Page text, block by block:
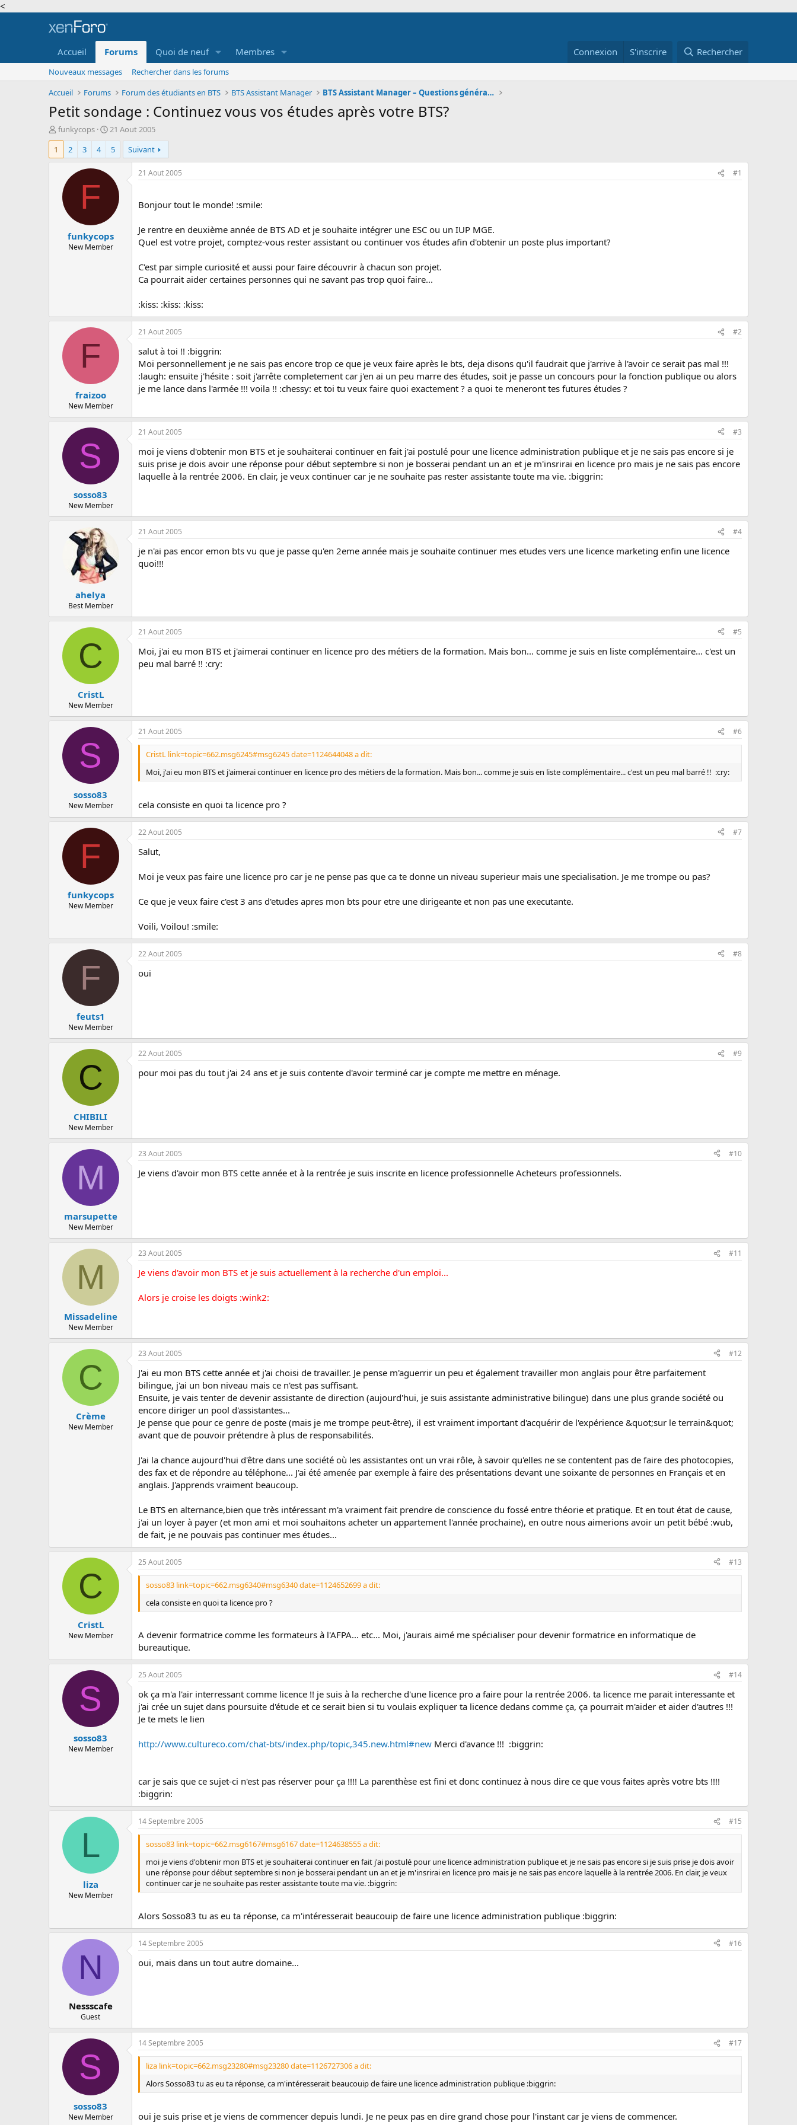
<
Accueil Forums Quoi de neuf Membres Connexion S'inscrire Rechercher
Nouveaux messages
Rechercher dans les forums
Accueil
Forums Forum des étudiants en BTS BTS Assistant Manager BTS Assistant Manager – Questions générales
Petit sondage : Continuez vous vos études après votre BTS?
A
u
e
o
funkycops
D
a
t
e
e
b
t
21 Aout 2005
1
2 3 4 5 Suivant
F
funkycops
New Member
21 Aout 2005 #1
Bonjour tout le monde! :smile:
Je rentre en deuxième année de BTS AD et je souhaite intégrer une ESC ou un IUP MGE.
Quel est votre projet, comptez-vous rester assistant ou continuer vos études afin d'obtenir un poste plus important?
C'est par simple curiosité et aussi pour faire découvrir à chacun son projet.
Ca pourrait aider certaines personnes qui ne savant pas trop quoi faire...
:kiss: :kiss: :kiss:
F
fraizoo
New Member
21 Aout 2005 #2
salut à toi !! :biggrin:
Moi personnellement je ne sais pas encore trop ce que je veux faire après le bts, deja disons qu'il faudrait que j'arrive à l'avoir ce serait pas mal !!!
:laugh: ensuite j'hésite : soit j'arrête completement car j'en ai un peu marre des études, soit je passe un concours pour la fonction publique ou alors
je me lance dans l'armée !!! voila !! :chessy: et toi tu veux faire quoi exactement ? a quoi te meneront tes futures études ?
S
sosso83
New Member
21 Aout 2005 #3
moi je viens d'obtenir mon BTS et je souhaiterai continuer en fait j'ai postulé pour une licence administration publique et je ne sais pas encore si je
suis prise je dois avoir une réponse pour début septembre si non je bosserai pendant un an et je m'insrirai en licence pro mais je ne sais pas encore
laquelle à la rentrée 2006. En clair, je veux continuer car je ne souhaite pas rester assistante toute ma vie. :biggrin:
ahelya
Best Member
21 Aout 2005 #4
je n'ai pas encor emon bts vu que je passe qu'en 2eme année mais je souhaite continuer mes etudes vers une licence marketing enfin une licence
quoi!!!
C
CristL
New Member
21 Aout 2005 #5
Moi, j'ai eu mon BTS et j'aimerai continuer en licence pro des métiers de la formation. Mais bon... comme je suis en liste complémentaire... c'est un
peu mal barré !! :cry:
S
sosso83
New Member
21 Aout 2005 #6
CristL link=topic=662.msg6245#msg6245 date=1124644048 a dit:
Moi, j'ai eu mon BTS et j'aimerai continuer en licence pro des métiers de la formation. Mais bon... comme je suis en liste complémentaire... c'est un peu mal barré !! :cry:
cela consiste en quoi ta licence pro ?
F
funkycops
New Member
22 Aout 2005 #7
Salut,
Moi je veux pas faire une licence pro car je ne pense pas que ca te donne un niveau superieur mais une specialisation. Je me trompe ou pas?
Ce que je veux faire c'est 3 ans d'etudes apres mon bts pour etre une dirigeante et non pas une executante.
Voili, Voilou! :smile:
F
feuts1
New Member
22 Aout 2005 #8
oui
C
CHIBILI
New Member
22 Aout 2005 #9
pour moi pas du tout j'ai 24 ans et je suis contente d'avoir terminé car je compte me mettre en ménage.
M
marsupette
New Member
23 Aout 2005 #10
Je viens d'avoir mon BTS cette année et à la rentrée je suis inscrite en licence professionnelle Acheteurs professionnels.
M
Missadeline
New Member
23 Aout 2005 #11
Je viens d'avoir mon BTS et je suis actuellement à la recherche d'un emploi...
Alors je croise les doigts :wink2:
C
Crème
New Member
23 Aout 2005 #12
J'ai eu mon BTS cette année et j'ai choisi de travailler. Je pense m'aguerrir un peu et également travailler mon anglais pour être parfaitement
bilingue, j'ai un bon niveau mais ce n'est pas suffisant.
Ensuite, je vais tenter de devenir assistante de direction (aujourd'hui, je suis assistante administrative bilingue) dans une plus grande société ou
encore diriger un pool d'assistantes...
Je pense que pour ce genre de poste (mais je me trompe peut-être), il est vraiment important d'acquérir de l'expérience &quot;sur le terrain&quot;
avant que de pouvoir prétendre à plus de responsabilités.
J'ai la chance aujourd'hui d'être dans une société où les assistantes ont un vrai rôle, à savoir qu'elles ne se contentent pas de faire des photocopies,
des fax et de répondre au téléphone... J'ai été amenée par exemple à faire des présentations devant une soixante de personnes en Français et en
anglais. J'apprends vraiment beaucoup.
Le BTS en alternance,bien que très intéressant m'a vraiment fait prendre de conscience du fossé entre théorie et pratique. Et en tout état de cause,
j'ai un loyer à payer (et mon ami et moi souhaitons acheter un appartement l'année prochaine), en outre nous aimerions avoir un petit bébé :wub,
de fait, je ne pouvais pas continuer mes études...
C
CristL
New Member
25 Aout 2005 #13
sosso83 link=topic=662.msg6340#msg6340 date=1124652699 a dit:
cela consiste en quoi ta licence pro ?
A devenir formatrice comme les formateurs à l'AFPA... etc... Moi, j'aurais aimé me spécialiser pour devenir formatrice en informatique de
bureautique.
S
sosso83
New Member
25 Aout 2005 #14
ok ça m'a l'air interressant comme licence !! je suis à la recherche d'une licence pro a faire pour la rentrée 2006. ta licence me parait interessante et
j'ai crée un sujet dans poursuite d'étude et ce serait bien si tu voulais expliquer ta licence dedans comme ça, ça pourrait m'aider et aider d'autres !!!
Je te mets le lien
http://www.cultureco.com/chat-bts/index.php/topic,345.new.html#new Merci d'avance !!! :biggrin:
car je sais que ce sujet-ci n'est pas réserver pour ça !!!! La parenthèse est fini et donc continuez à nous dire ce que vous faites après votre bts !!!!
:biggrin:
L
liza
New Member
14 Septembre 2005 #15
sosso83 link=topic=662.msg6167#msg6167 date=1124638555 a dit:
moi je viens d'obtenir mon BTS et je souhaiterai continuer en fait j'ai postulé pour une licence administration publique et je ne sais pas encore si je suis prise je dois avoir
une réponse pour début septembre si non je bosserai pendant un an et je m'insrirai en licence pro mais je ne sais pas encore laquelle à la rentrée 2006. En clair, je veux
continuer car je ne souhaite pas rester assistante toute ma vie. :biggrin:
Alors Sosso83 tu as eu ta réponse, ca m'intéresserait beaucouip de faire une licence administration publique :biggrin:
N
Nessscafe
Guest
14 Septembre 2005 #16
oui, mais dans un tout autre domaine...
S
sosso83
New Member
14 Septembre 2005 #17
liza link=topic=662.msg23280#msg23280 date=1126727306 a dit:
Alors Sosso83 tu as eu ta réponse, ca m'intéresserait beaucouip de faire une licence administration publique :biggrin:
oui je suis prise et je viens de commencer depuis lundi. Je ne peux pas en dire grand chose pour l'instant car je viens de commencer.